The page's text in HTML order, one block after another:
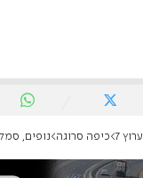
ערוץ 7 כיפה סרוגה נופים, סמלים